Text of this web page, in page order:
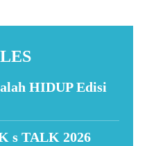
HIDUP Edisi
s TALK 2026